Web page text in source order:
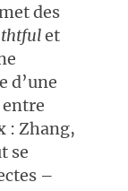
des
et
d’une
entre
: Zhang,
se
–